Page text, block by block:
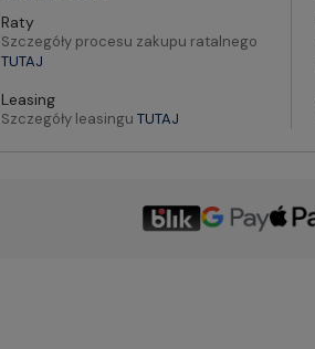
Raty
Szczegóły procesu zakupu ratalnego
TUTAJ
Leasing
Szczegóły leasinguTUTAJ